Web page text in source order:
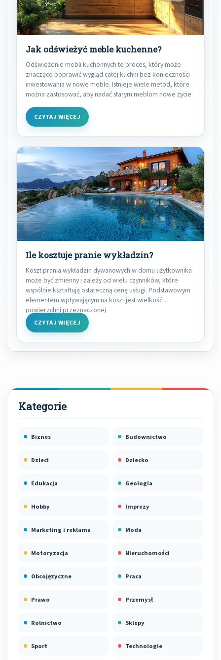
Jak odświeżyć meble kuchenne?
Odświeżenie mebli kuchennych to proces, który może
znacząco poprawić wygląd całej kuchni bez konieczności
inwestowania w nowe meble. Istnieje wiele metod, które
można zastosować, aby nadać starym meblom nowe życie.
CZYTAJ WIĘCEJ
Ile kosztuje pranie wykładzin?
Koszt prania wykładzin dywanowych w domu użytkownika
może być zmienny i zależy od wielu czynników, które
wspólnie kształtują ostateczną cenę usługi. Podstawowym
elementem wpływającym na koszt jest wielkość
powierzchni przeznaczonej
CZYTAJ WIĘCEJ
Biznes Budownictwo
Dzieci Dziecko
Edukacja Geologia
Hobby Imprezy
Marketing i reklama Moda
Motoryzacja Nieruchomości
Obcojęzyczne Praca
Prawo Przemysł
Rolnictwo Sklepy
Sport Technologie